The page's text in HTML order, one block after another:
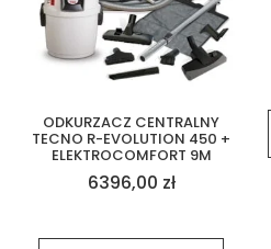
ODKURZACZ CENTRALNY
TECNO R-EVOLUTION 450 +
ELEKTROCOMFORT 9M
6396,00 zł